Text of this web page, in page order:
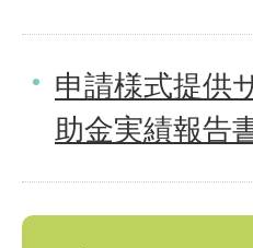
申請様式提供
助金実績報告